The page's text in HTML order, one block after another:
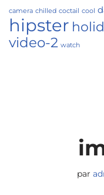
camera chilled coctail cool
hipster
video-2 watch
par